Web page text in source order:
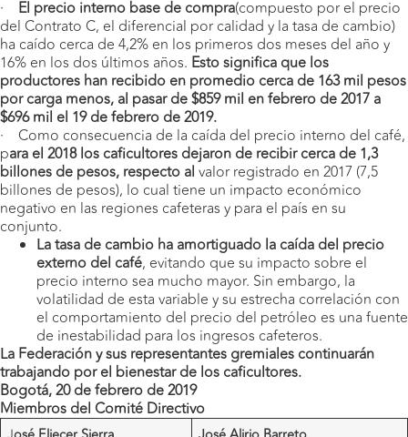
· El precio interno base de compra(compuesto por el precio
del Contrato C, el diferencial por calidad y la tasa de cambio)
ha caído cerca de 4,2% en los primeros dos meses del año y
16% en los dos últimos años. Esto significa que los
productores han recibido en promedio cerca de 163 mil pesos
por carga menos, al pasar de $859 mil en febrero de 2017 a
$696 mil el 19 de febrero de 2019.
· Como consecuencia de la caída del precio interno del café,
para el 2018 los caficultores dejaron de recibir cerca de 1,3
billones de pesos, respecto al valor registrado en 2017 (7,5
billones de pesos), lo cual tiene un impacto económico
negativo en las regiones cafeteras y para el país en su
conjunto.
La tasa de cambio ha amortiguado la caída del precio
externo del café, evitando que su impacto sobre el
precio interno sea mucho mayor. Sin embargo, la
volatilidad de esta variable y su estrecha correlación con
el comportamiento del precio del petróleo es una fuente
de inestabilidad para los ingresos cafeteros.
La Federación y sus representantes gremiales continuarán
trabajando por el bienestar de los caficultores.
Bogotá, 20 de febrero de 2019
Miembros del Comité Directivo